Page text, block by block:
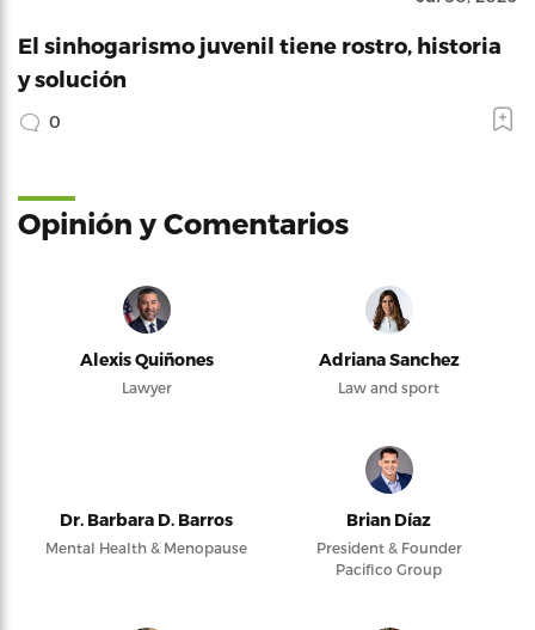
El sinhogarismo juvenil tiene rostro, historia
y solución
0
Opinión y Comentarios
Alexis Quiñones
Lawyer
Adriana Sanchez
Law and sport
Dr. Barbara D. Barros
Mental Health & Menopause
Brian Díaz
President & Founder
Pacifico Group